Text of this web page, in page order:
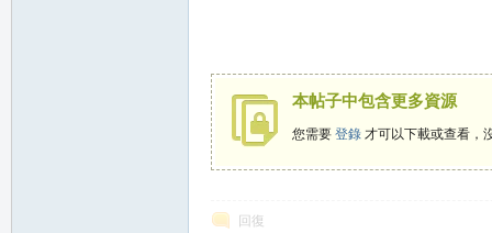
本帖子中包含更多資源
您需要 登錄 才可以下載或查看，
回復